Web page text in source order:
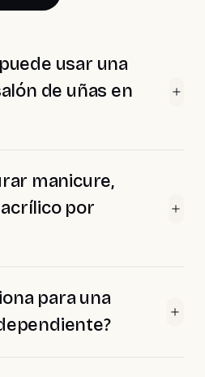
usar una
de uñas en
manicure,
por
para una